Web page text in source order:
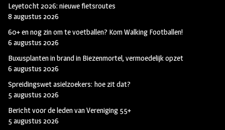
Leyetocht 2026: nieuwe fietsroutes
8 augustus 2026
60+ en nog zin om te voetballen? Kom Walking Footballen!
6 augustus 2026
Buxusplanten in brand in Biezenmortel, vermoedelijk opzet
6 augustus 2026
Spreidingswet asielzoekers: hoe zit dat?
5 augustus 2026
Bericht voor de leden van Vereniging 55+
5 augustus 2026